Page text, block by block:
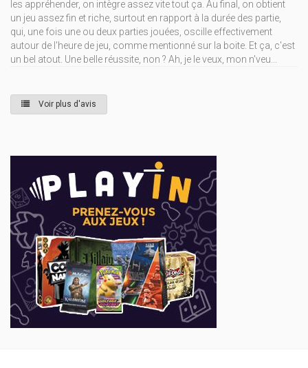
les appréhender, on intègre assez vite tout ça. Au final, on obtient
un jeu assez fin et riche, surtout en rapport à la durée des partie,
qui, une fois une ou deux parties jouées, oscille effectivement
autour de l'heure de jeu, comme mentionné sur la boite. Et ça, c'est
un bel atout. Une belle réussite, non ? Ah, je le veux, mon n'veu...
Voir plus d'avis